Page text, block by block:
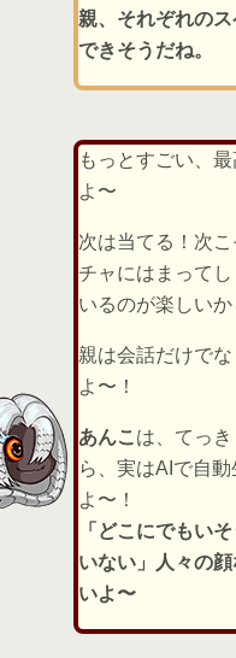
親、それぞれの
できそうだね。
もっとすごい、
よ〜
次は当てる！次
チャにはまって
いるのが楽しいか
親は会話だけで
よ〜！
あんこ は、てっ
ら、実はAIで自
よ〜！
「どこにでもい
いない」人々の
いよ〜